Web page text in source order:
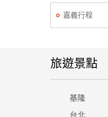
嘉義行程
旅遊景點
基隆
台北